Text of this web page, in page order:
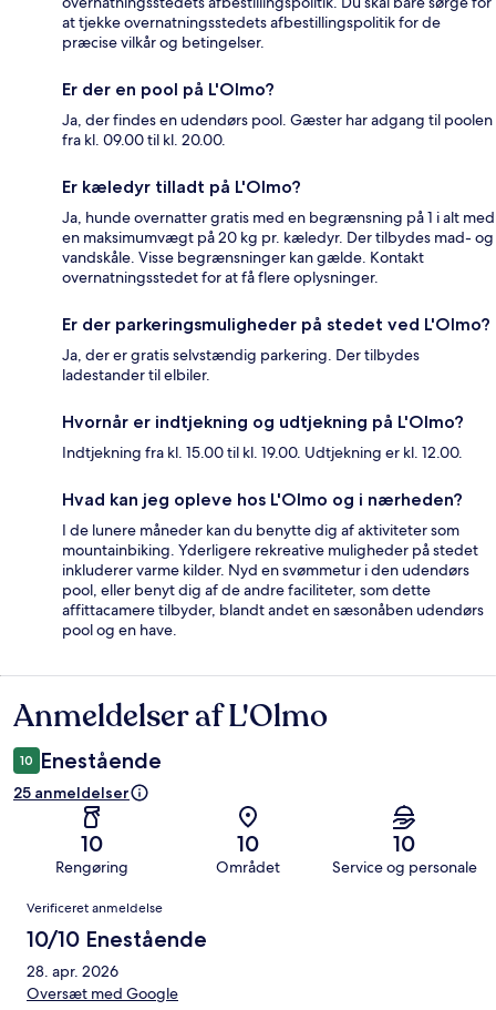
at tjekke overnatningsstedets afbestillingspolitik for de
præcise vilkår og betingelser.
Er der en pool på L'Olmo?
Ja, der findes en udendørs pool. Gæster har adgang til poolen
fra kl. 09.00 til kl. 20.00.
Er kæledyr tilladt på L'Olmo?
Ja, hunde overnatter gratis med en begrænsning på 1 i alt med
en maksimumvægt på 20 kg pr. kæledyr. Der tilbydes mad- og
vandskåle. Visse begrænsninger kan gælde. Kontakt
overnatningsstedet for at få flere oplysninger.
Er der parkeringsmuligheder på stedet ved L'Olmo?
Ja, der er gratis selvstændig parkering. Der tilbydes
ladestander til elbiler.
Hvornår er indtjekning og udtjekning på L'Olmo?
Indtjekning fra kl. 15.00 til kl. 19.00. Udtjekning er kl. 12.00.
Hvad kan jeg opleve hos L'Olmo og i nærheden?
I de lunere måneder kan du benytte dig af aktiviteter som
mountainbiking. Yderligere rekreative muligheder på stedet
inkluderer varme kilder. Nyd en svømmetur i den udendørs
pool, eller benyt dig af de andre faciliteter, som dette
affittacamere tilbyder, blandt andet en sæsonåben udendørs
pool og en have.
Anmeldelser
Anmeldelser af L'Olmo
10 Enestående
25 anmeldelser
10
Rengøring
10
Området
10
Service og personale
Anmeldelser
Verificeret anmeldelse
10/10 Enestående
28. apr. 2026
Oversæt med Google